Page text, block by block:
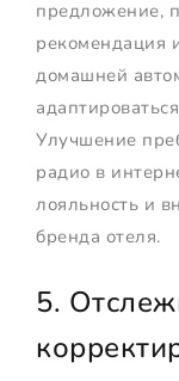
предложение,
рекомендация
домашней
Улучшение
радио в
лояльность и
бренда отеля.
5.